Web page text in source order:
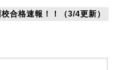
合格速報！！（3/4更新）